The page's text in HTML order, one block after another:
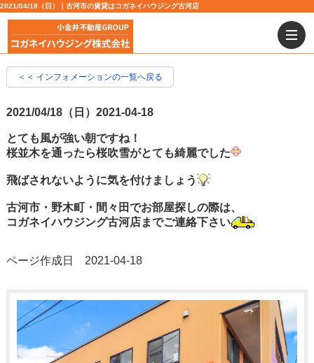
2021/04/18（日）｜古河市の賃貸はコガネイハウジング古河店
＜＜ インフォメーションの一覧へ戻る
2021/04/18（日） 2021-04-18
とても風が強い朝ですね！
桜並木を通ったら桜吹雪がとても綺麗でした
飛ばされないように気を付けましょう
古河市・野木町・間々田でお部屋探しの際は、
コガネイハウジング古河店までご連絡下さい
ページ作成日 2021-04-18